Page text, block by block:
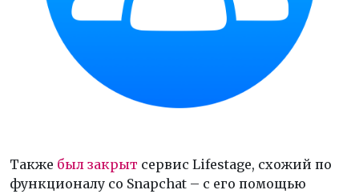
Также был закрыт сервис Lifestage, схожий по
функционалу со Snapchat – с его помощью